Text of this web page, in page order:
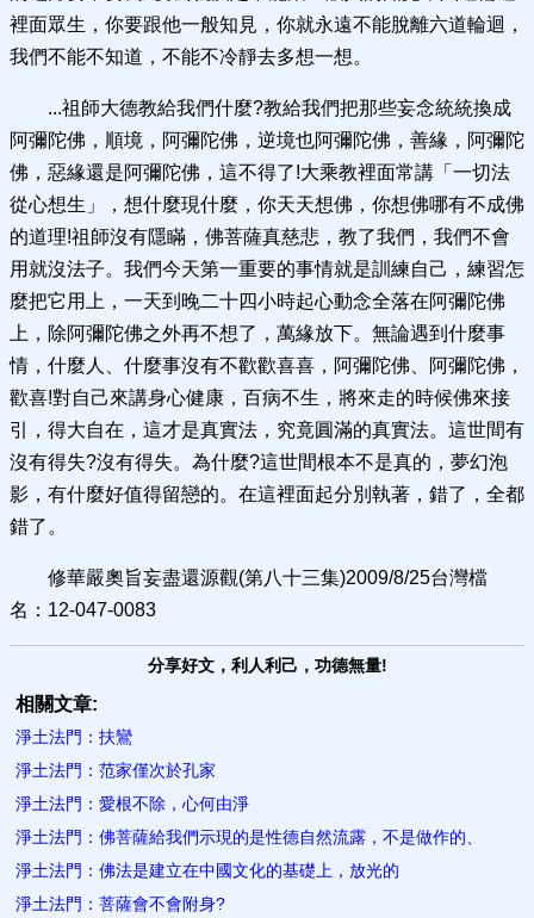
裡面眾生，你要跟他一般知見，你就永遠不能脫離六道輪迴，
我們不能不知道，不能不冷靜去多想一想。
...祖師大德教給我們什麼?教給我們把那些妄念統統換成
阿彌陀佛，順境，阿彌陀佛，逆境也阿彌陀佛，善緣，阿彌陀
佛，惡緣還是阿彌陀佛，這不得了!大乘教裡面常講「一切法
從心想生」，想什麼現什麼，你天天想佛，你想佛哪有不成佛
的道理!祖師沒有隱瞞，佛菩薩真慈悲，教了我們，我們不會
用就沒法子。我們今天第一重要的事情就是訓練自己，練習怎
麼把它用上，一天到晚二十四小時起心動念全落在阿彌陀佛
上，除阿彌陀佛之外再不想了，萬緣放下。無論遇到什麼事
情，什麼人、什麼事沒有不歡歡喜喜，阿彌陀佛、阿彌陀佛，
歡喜!對自己來講身心健康，百病不生，將來走的時候佛來接
引，得大自在，這才是真實法，究竟圓滿的真實法。這世間有
沒有得失?沒有得失。為什麼?這世間根本不是真的，夢幻泡
影，有什麼好值得留戀的。在這裡面起分別執著，錯了，全都
錯了。
修華嚴奧旨妄盡還源觀(第八十三集)2009/8/25台灣檔
名：12-047-0083
分享好文，利人利己，功德無量!
相關文章:
淨土法門：扶鸞
淨土法門：范家僅次於孔家
淨土法門：愛根不除，心何由淨
淨土法門：佛菩薩給我們示現的是性德自然流露，不是做作的、
淨土法門：佛法是建立在中國文化的基礎上，放光的
淨土法門：菩薩會不會附身?